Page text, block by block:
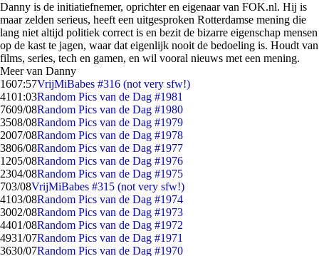
Danny is de initiatiefnemer, oprichter en eigenaar van FOK.nl. Hij is
maar zelden serieus, heeft een uitgesproken Rotterdamse mening die
lang niet altijd politiek correct is en bezit de bizarre eigenschap mensen
op de kast te jagen, waar dat eigenlijk nooit de bedoeling is. Houdt van
films, series, tech en gamen, en wil vooral nieuws met een mening.
Meer van Danny
1607:57VrijMiBabes #316 (not very sfw!)
4101:03Random Pics van de Dag #1981
7609/08Random Pics van de Dag #1980
3508/08Random Pics van de Dag #1979
2007/08Random Pics van de Dag #1978
3806/08Random Pics van de Dag #1977
1205/08Random Pics van de Dag #1976
2304/08Random Pics van de Dag #1975
703/08VrijMiBabes #315 (not very sfw!)
4103/08Random Pics van de Dag #1974
3002/08Random Pics van de Dag #1973
4401/08Random Pics van de Dag #1972
4931/07Random Pics van de Dag #1971
3630/07Random Pics van de Dag #1970